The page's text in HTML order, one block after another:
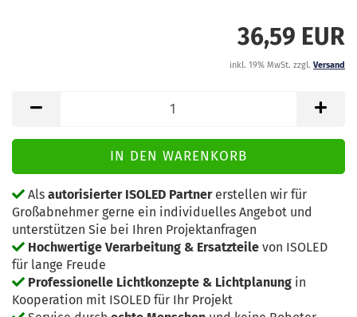
36,59 EUR
inkl. 19% MwSt. zzgl. Versand
Als autorisierter ISOLED Partnererstellen wir für
Großabnehmer gerne ein individuelles Angebot und
unterstützen Sie bei Ihren Projektanfragen
Hochwertige Verarbeitung & Ersatzteile von ISOLED
für lange Freude
Professionelle Lichtkonzepte & Lichtplanung in
Kooperation mit ISOLED für Ihr Projekt